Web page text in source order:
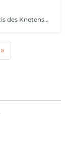
Leben Sie wieder auf! Die Massage ist die Praxis des Knetens oder Manipulierens der Muskeln und anderer Weichteile einer Person, um Stress zu reduzieren, Muskelschmerzen zu lindern, die Entspannung zu fördern und die Funktion des Immunsystems zu verbessern. Vorteile einer Rückenmassage für die Gesundheit: - reduziert Stress - entspannend - verbessert die Durchblutung - verbessert das Immunsystem des Körpers Wie wird die Rückenmassage für die Gesundheit durchgeführt? - Kopf und Nacken werden massiert - Schultern und Rücken werden massiert - Hände und Arme werden massiert Altersbeschränkungen: es gibt keine Altersbeschränkungen für dieses Verfahren. Empfehlungen nach dem Eingriff: nach dem Eingriff 2-3 Stunden keinen Sport und plötzliche Bewegungen machen. Frequenz: 1-2 Mal pro Woche, insgesamt 10 Mal. Wiederholen Sie den Eingriff alle 3-6 Monate.
»